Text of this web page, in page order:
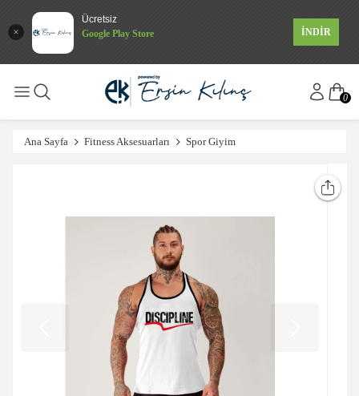
Ücretsiz
Google Play Store
İNDİR
0
Ana Sayfa Fitness Aksesuarları Spor Giyim